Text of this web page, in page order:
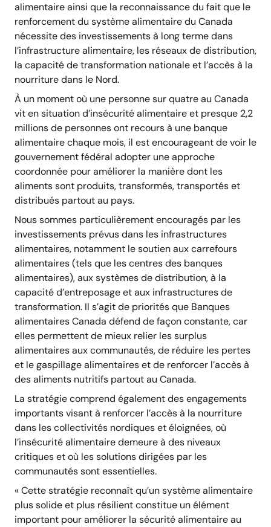
alimentaire ainsi que la reconnaissance du fait que le
renforcement du système alimentaire du Canada
nécessite des investissements à long terme dans
l’infrastructure alimentaire, les réseaux de distribution,
la capacité de transformation nationale et l’accès à la
nourriture dans le Nord.
À un moment où une personne sur quatre au Canada
vit en situation d’insécurité alimentaire et presque 2,2
millions de personnes ont recours à une banque
alimentaire chaque mois, il est encourageant de voir le
gouvernement fédéral adopter une approche
coordonnée pour améliorer la manière dont les
aliments sont produits, transformés, transportés et
distribués partout au pays.
Nous sommes particulièrement encouragés par les
investissements prévus dans les infrastructures
alimentaires, notamment le soutien aux carrefours
alimentaires (tels que les centres des banques
alimentaires), aux systèmes de distribution, à la
capacité d’entreposage et aux infrastructures de
transformation. Il s’agit de priorités que Banques
alimentaires Canada défend de façon constante, car
elles permettent de mieux relier les surplus
alimentaires aux communautés, de réduire les pertes
et le gaspillage alimentaires et de renforcer l’accès à
des aliments nutritifs partout au Canada.
La stratégie comprend également des engagements
importants visant à renforcer l’accès à la nourriture
dans les collectivités nordiques et éloignées, où
l’insécurité alimentaire demeure à des niveaux
critiques et où les solutions dirigées par les
communautés sont essentielles.
« Cette stratégie reconnaît qu’un système alimentaire
plus solide et plus résilient constitue un élément
important pour améliorer la sécurité alimentaire au